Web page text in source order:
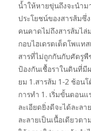
น้ำให้หายขุ่นถึงจะนำม
ประโยชน์ของสารส้มซึ่
คนคาดไม่ถึงสารส้มไล่
กอบไฮเดรตเต็ดโพแท
สารที่ไม่ถูกกันกับศัตรู
ป้องกันเชื้อราในดินที่มี
ยม 1.สารส้ม 1-2 ช้อน
การทำ 1. เริ่มขั้นตอน
ละเอียดยิ่งดีจะได้ละล
ละลายเป็นเนื้อเดียวต